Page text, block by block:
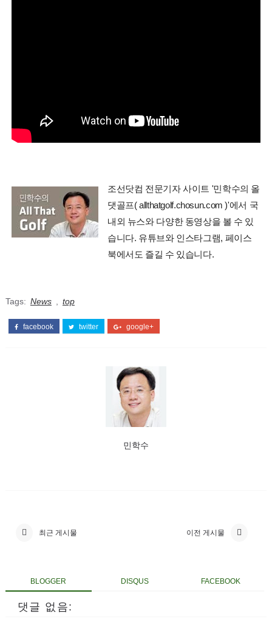
조선닷컴 전문기자 사이트 '민학수의 올
댓골프( allthatgolf.chosun.com )'에서 국
내외 뉴스와 다양한 동영상을 볼 수 있
습니다. 유튜브와 인스타그램, 페이스
북에서도 즐길 수 있습니다.
Tags: News top
facebook twitter google+
민학수
최근 게시물 이전 게시물
BLOGGER DISQUS FACEBOOK
댓글 없음: